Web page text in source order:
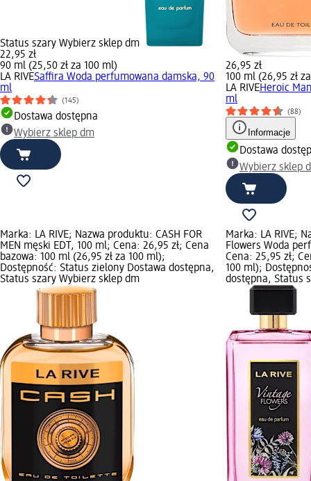
Status szary Wybierz sklep dm
22,95 zł
90 ml (25,50 zł za 100 ml)
LA RIVESaffira Woda perfumowana damska, 90
ml
(145)
Dostawa dostępna
Wybierz sklep dm
26,95 zł
100 ml (26,95 zł
LA RIVEHeroic
ml
(88)
Informacje
Dostawa
Wybierz sklep
Marka: LA RIVE; Nazwa produktu: CASH FOR
MEN męski EDT, 100 ml; Cena: 26,95 zł; Cena
bazowa: 100 ml (26,95 zł za 100 ml);
Dostępność: Status zielony Dostawa dostępna,
Status szary Wybierz sklep dm
Marka: LA RIVE;
Flowers Woda
Cena: 25,95 zł;
100 ml);
dostępna, Status